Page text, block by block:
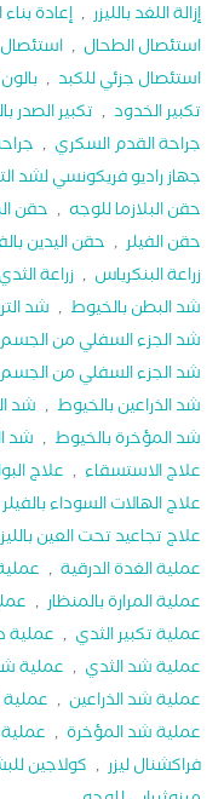
إزالة اللغد بالليزر , إعادة
استئصال الطحال , استئصال
استئصال جزئي للكبد ,
تكبير الخدود , تكبير الصدر
جراحة القدم السكري ,
جهاز راديو فريكونسي لشد
حقن البلازما للوجه , حقن
حقن الفيلر , حقن اليدين
زراعة البنكرياس , زراعة الثدي
شد البطن بالخيوط , شد
شد الجزء السفلي من الجسم
شد الجزء السفلي من
شد الذراعين بالخيوط , شد
شد المؤخرة بالخيوط , شد
علاج الاستسقاء , علاج
علاج الهالات السوداء بالفيلر
علاج تجاعيد تحت العين
عملية الغدة الدرقية ,
عملية المرارة بالمنظار ,
عملية تكبير الثدي , عملية
عملية شد الثدي , عملية
عملية شد الذراعين ,
عملية شد المؤخرة ,
فراكشنال ليزر , كولاجين